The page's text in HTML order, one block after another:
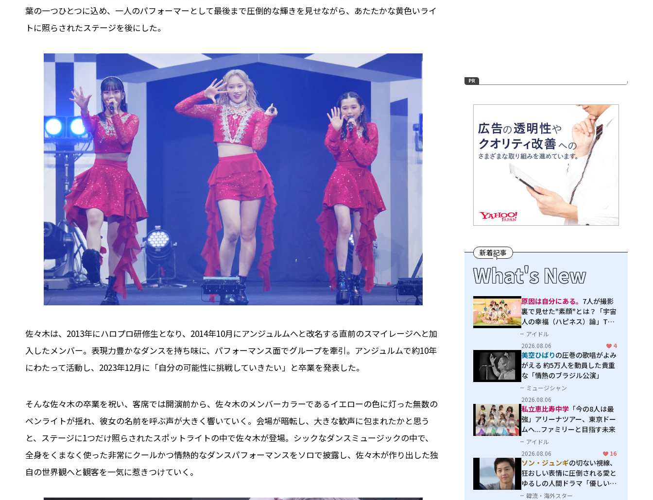
葉の一つひとつに込め、一人のパフォーマーとして最後まで圧倒的な輝きを見せながら、あたたかな黄色いライ
トに照らされたステージを後にした。
佐々木は、2013年にハロプロ研修生となり、2014年10月にアンジュルムへと改名する直前のスマイレージへと加
入したメンバー。表現力豊かなダンスを持ち味に、パフォーマンス面でグループを牽引。アンジュルムで約10年
にわたって活動し、2023年12月に「自分の可能性に挑戦していきたい」と卒業を発表した。
そんな佐々木の卒業を祝い、客席では開演前から、佐々木のメンバーカラーであるイエローの色に灯った無数の
ペンライトが揺れ、彼女の名前を呼ぶ声が大きく響いていく。会場が暗転し、大きな歓声に包まれたかと思う
と、ステージに1つだけ照らされたスポットライトの中で佐々木が登場。シックなダンスミュージックの中で、
全身をくまなく使った非常にクールかつ情熱的なダンスパフォーマンスをソロで披露し、佐々木が作り出した独
自の世界観へと観客を一気に惹きつけていく。
新着記事
What's New
原因は自分にある。 7人が撮影
裏で見せた"素顔"とは？「宇宙
人の幸福（ハピネス）論」THE
MAKING
アイドル
2026.08.06
4
美空ひばりの圧巻の歌唱がよみ
がえる 約5万人を動員した貴重
な「情熱のブラジル公演」
ミュージシャン
2026.08.06
私立恵比寿中学 「今の8人は最
強」アリーナツアー、東京ドー
ムへ...ファミリーと目指す未来
アイドル
2026.08.06
16
ソン・ジュンギの切ない視線、
狂おしい表情に圧倒される――愛と
ゆるしの人間ドラマ「優しい
男」
韓流・海外スター